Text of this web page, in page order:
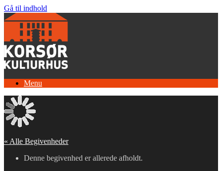
Gå til indhold
Menu
« Alle Begivenheder
Denne begivenhed er allerede afholdt.